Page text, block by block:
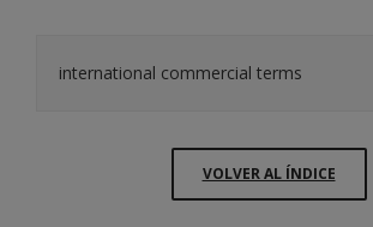
international commercial terms
VOLVER AL ÍNDICE